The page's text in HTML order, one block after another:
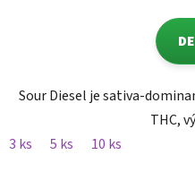
Sour Diesel je sativa-
THC,
3 ks
5 ks 10 ks